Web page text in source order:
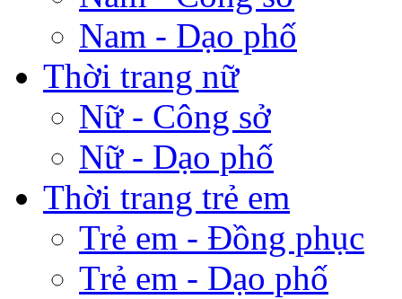
Nam - Dạo phố
Thời trang nữ
Nữ - Công sở
Nữ - Dạo phố
Thời trang trẻ em
Trẻ em - Đồng phục
Trẻ em - Dạo phố